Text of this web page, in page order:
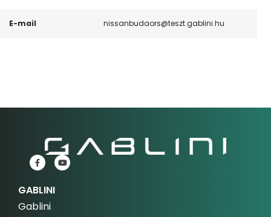
E-mail nissanbudaors@teszt.gablini.hu
GABLINI
Gablini